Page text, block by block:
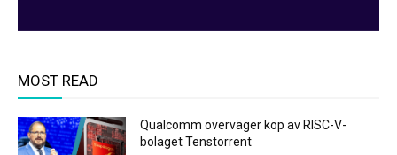
MOST READ
Qualcomm överväger köp av RISC-V-
bolaget Tenstorrent